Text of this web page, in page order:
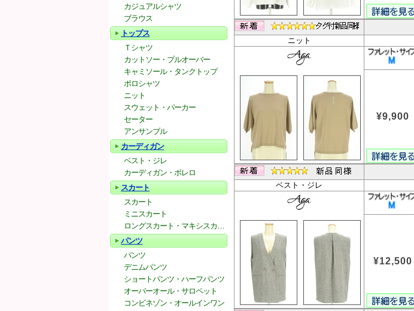
ニット
¥9,900
ベスト・ジレ
¥12,500
カジュアルシャツ
ブラウス
トップス
Ｔシャツ
カットソー・プルオーバー
キャミソール・タンクトップ
ポロシャツ
ニット
スウェット・パーカー
セーター
アンサンブル
カーディガン
ベスト・ジレ
カーディガン・ボレロ
スカート
スカート
ミニスカート
ロングスカート・マキシスカート
パンツ
パンツ
デニムパンツ
ショートパンツ・ハーフパンツ
オーバーオール・サロペット
コンビネゾン・オールインワン